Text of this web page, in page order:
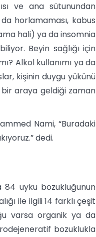
ve ana sütunundan
horlamaması, kabus
hali) ya da insomnia
Beyin sağlığı için
Alkol kullanımı ya da
kişinin duygu yükünü
bir araya geldiği zaman
Nami, “Buradaki
dedi.
84 uyku bozukluğunun
ile ilgili 14 farklı çeşit
varsa organik ya da
bozuklukla